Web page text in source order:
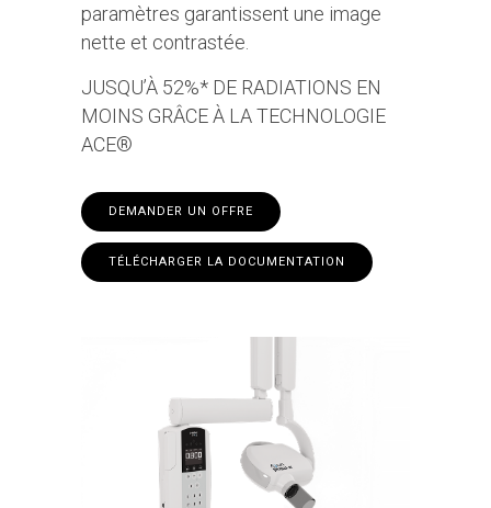
paramètres garantissent une image
nette et contrastée.
JUSQU’À 52%* DE RADIATIONS EN
MOINS GRÂCE À LA TECHNOLOGIE
ACE®
DEMANDER UN OFFRE
TÉLÉCHARGER LA DOCUMENTATION